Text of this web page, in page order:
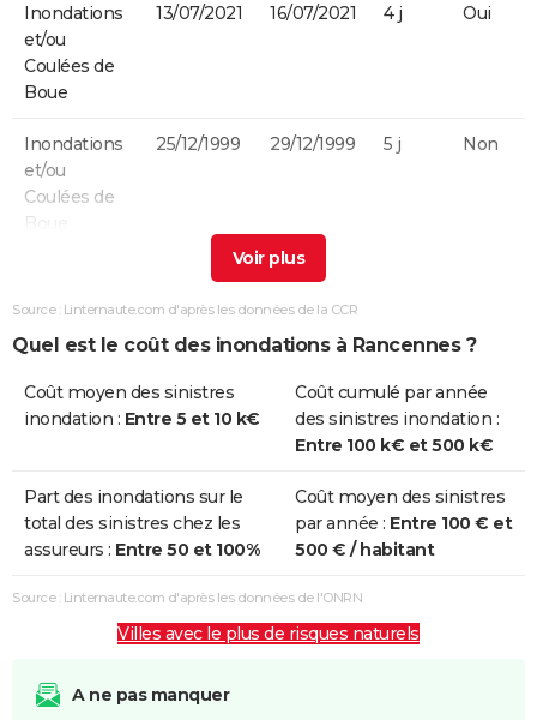
Inondations
et/ou
Coulées de
Boue
13/07/2021 16/07/2021 4 j Oui
Inondations
et/ou
Coulées de
Boue
25/12/1999 29/12/1999 5 j Non
et/ou
Boue
17/01/1995 31/01/1995
Inondations
et/ou
20/12/1993 02/01/1994 14 j Oui
Inondations
et/ou
Coulées de
19/12/1993 02/01/1994 15 j Oui
et/ou
Source : Linternaute.com d'après les données de la CCR
Quel est le coût des inondations à Rancennes ?
Coût moyen des sinistres
inondation : Entre 5 et 10 k€
Coût cumulé par année
des sinistres inondation :
Entre 100 k€ et 500 k€
Part des inondations sur le
total des sinistres chez les
assureurs : Entre 50 et 100%
Coût moyen des sinistres
par année : Entre 100 € et
500 € / habitant
Source : Linternaute.com d'après les données de l'ONRN
Villes avec le plus de risques naturels
A ne pas manquer